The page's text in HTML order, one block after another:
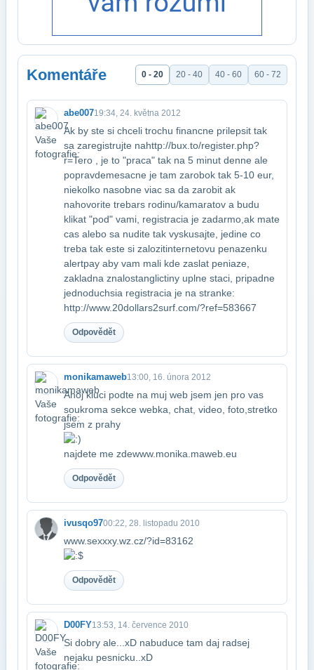
Komentáře 0 - 20 20 - 40 40 - 60 60 - 72
abe00719:34, 24. května 2012
Ak by ste si chceli trochu financne prilepsit tak
sa zaregistrujte na​http://bux.to/register.php?
r=Tero , je to "praca" tak na 5 minut denne ale
popravde​mesacne je tam zarobok tak 5-10 eur,
niekolko nasobne viac sa da zarobit ak​
nahovorite trebars rodinu/kamaratov a budu
klikat "pod" vami, registracia je zadarmo,​ak mate
cas alebo sa nudite tak vyskusajte, jedine co
treba tak este si zalozit​internetovu penazenku
alertpay aby vam mali kde zaslat peniaze,
zakladna znalost​anglictiny uplne staci, pripadne
jednoduchsia registracia je na stranke:​
http://www.20dollars2surf.com/?ref=583667
Odpovědět
monikamaweb13:00, 16. února 2012
Ahoj kluci podte na muj web jsem jen pro vas
soukroma sekce webka, chat, video, foto,​stretko
jsem z prahy
najdete me zde​www.monika.maweb.eu
Odpovědět
ivusqo9700:22, 28. listopadu 2010
www.sexxxy.wz.cz/?id=83162
Odpovědět
D00FY13:53, 14. července 2010
Si dobry ale...xD nabuduce tam daj radsej
nejaku pesnicku..xD